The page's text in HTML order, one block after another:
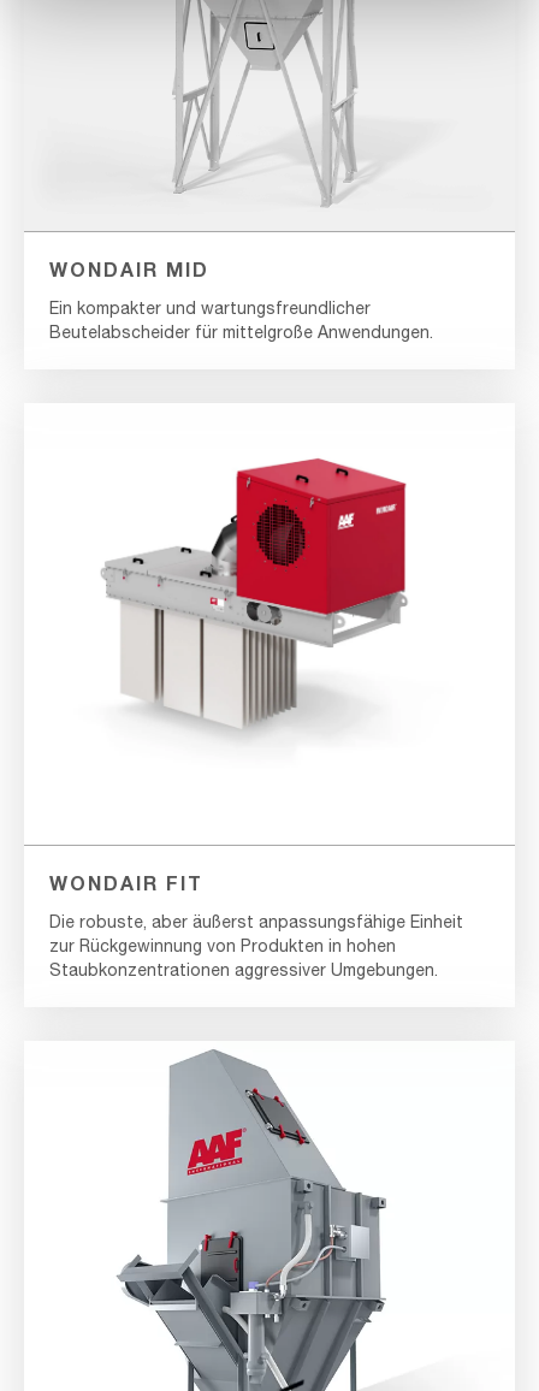
WONDAIR MID
Ein kompakter und wartungsfreundlicher
Beutelabscheider für mittelgroße Anwendungen.
WONDAIR FIT
Die robuste, aber äußerst anpassungsfähige Einheit
zur Rückgewinnung von Produkten in hohen
Staubkonzentrationen aggressiver Umgebungen.